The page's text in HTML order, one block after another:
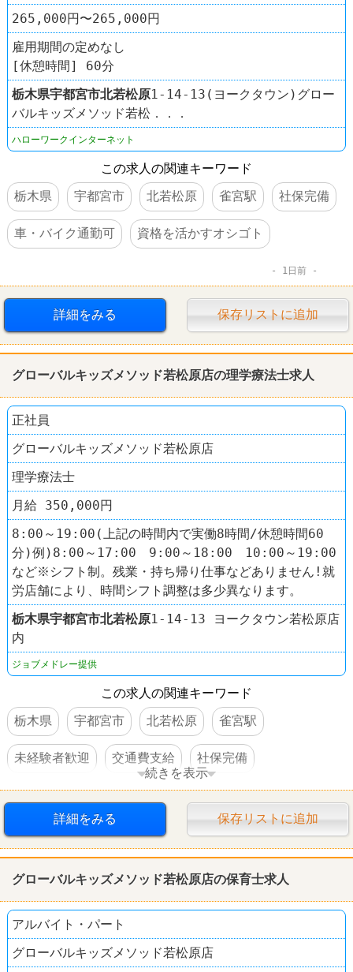
265,000円〜265,000円
雇用期間の定めなし
[休憩時間] 60分
栃木県宇都宮市北若松原1-14-13(ヨークタウン)グロー
バルキッズメソッド若松．．．
ハローワークインターネット
この求人の関連キーワード
栃木県
宇都宮市 北若松原 雀宮駅 社保完備
車・バイク通勤可 資格を活かすオシゴト
1日前
詳細をみる 保存リストに追加
グローバルキッズメソッド若松原店の理学療法士求人
正社員
グローバルキッズメソッド若松原店
理学療法士
月給 350,000円
8:00～19:00(上記の時間内で実働8時間/休憩時間60
分)例)8:00～17:00 9:00～18:00 10:00～19:00
など※シフト制。残業・持ち帰り仕事などありません!就
労店舗により、時間シフト調整は多少異なります。
栃木県宇都宮市北若松原1-14-13 ヨークタウン若松原店
内
ジョブメドレー提供
この求人の関連キーワード
栃木県
宇都宮市 北若松原 雀宮駅
未経験者歓迎 交通費支給 社保完備
扶養控除内のオシゴト 車・バイク通勤可
続きを表示
詳細をみる 保存リストに追加
グローバルキッズメソッド若松原店の保育士求人
アルバイト・パート
グローバルキッズメソッド若松原店